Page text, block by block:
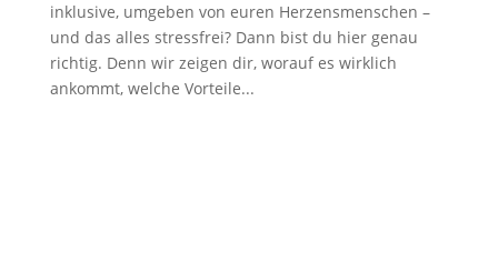
inklusive, umgeben von euren Herzensmenschen –
und das alles stressfrei? Dann bist du hier genau
richtig. Denn wir zeigen dir, worauf es wirklich
ankommt, welche Vorteile...